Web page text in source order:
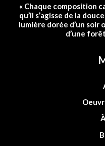
« Chaque composition
qu’il s’agisse de la
lumière dorée d’un soir
d’une